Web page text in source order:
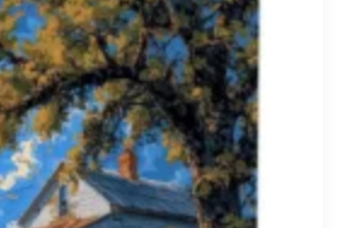
plusieurs
variations.
Les
options
peuvent
être
choisies